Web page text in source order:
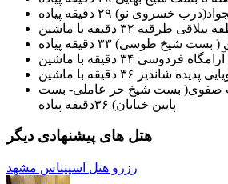
خسروی نو) ۲۹ دقیقه پیاده
طرقبه ۳۲ دقیقه با ماشین
شیخ طوسی) ۳۳ دقیقه پیاده
فردوسی ۳۴ دقیقه با ماشین
شاندیز ۳۶ دقیقه با ماشین
صفوی( بست شیخ حر عاملی- بست
پایین خیابان) ۳۶دقیقه پیاده
هتل های پیشنهادی دیگر
رزرو هتل اسپیناس مشهد